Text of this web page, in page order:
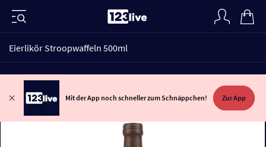
Eierlikör Stroopwaffeln 500ml
Mit der App noch schneller zum Schnäppchen! Zur App